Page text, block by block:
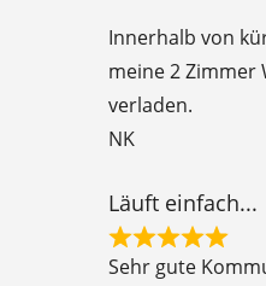
d
5
o
o
Innerhalb von
meine 2 Zimmer
verladen.
NK
Läuft einfach...
R
Sehr gute